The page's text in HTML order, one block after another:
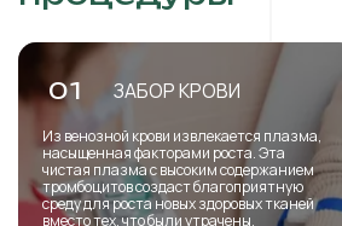
01 ЗАБОР КРОВИ
Из венозной крови извлекается плазма,
насыщенная факторами роста. Эта
чистая плазма с высоким содержанием
тромбоцитов создаст благоприятную
среду для роста новых здоровых тканей
вместо тех, что были утрачены.